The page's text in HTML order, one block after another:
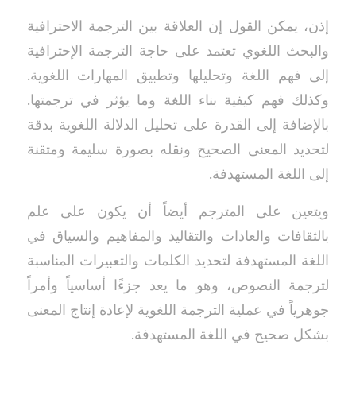
إذن، يمكن القول إن العلاقة بين الترجمة الاحترافية
والبحث اللغوي تعتمد على حاجة الترجمة الإحترافية
إلى فهم اللغة وتحليلها وتطبيق المهارات اللغوية.
وكذلك فهم كيفية بناء اللغة وما يؤثر في ترجمتها.
بالإضافة إلى القدرة على تحليل الدلالة اللغوية بدقة
لتحديد المعنى الصحيح ونقله بصورة سليمة ومتقنة
إلى اللغة المستهدفة.
ويتعين على المترجم أيضاً أن يكون على علم
بالثقافات والعادات والتقاليد والمفاهيم والسياق في
اللغة المستهدفة لتحديد الكلمات والتعبيرات المناسبة
لترجمة النصوص، وهو ما يعد جزءًا أساسياً وأمراً
جوهرياً في عملية الترجمة اللغوية لإعادة إنتاج المعنى
بشكل صحيح في اللغة المستهدفة.